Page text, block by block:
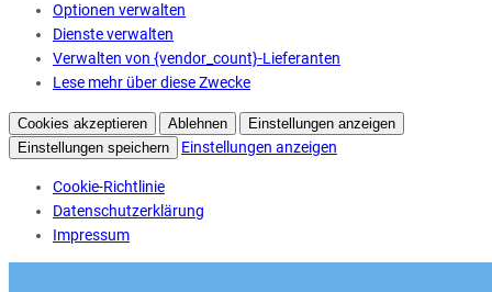
Optionen verwalten
Dienste verwalten
Verwalten von {vendor_count}-Lieferanten
Lese mehr über diese Zwecke
Cookies akzeptieren Ablehnen
Einstellungen anzeigen
Einstellungen speichern
Einstellungen anzeigen
Cookie-Richtlinie
Datenschutzerklärung
Impressum